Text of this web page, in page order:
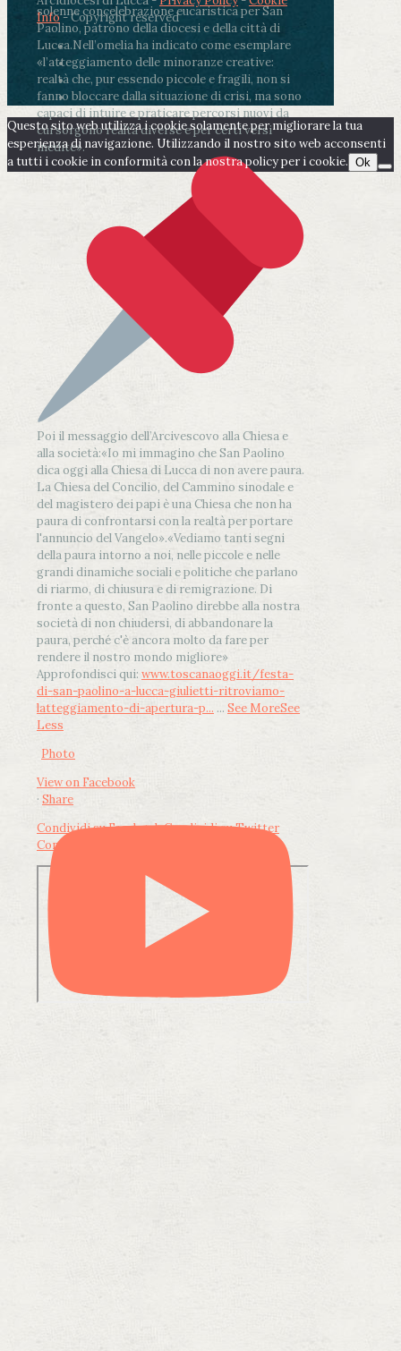
solenne concelebrazione eucaristica per San
Paolino, patrono della diocesi e della città di
Lucca.Nell’omelia ha indicato come esemplare
«l’atteggiamento delle minoranze creative:
realtà che, pur essendo piccole e fragili, non si
fanno bloccare dalla situazione di crisi, ma sono
capaci di intuire e praticare percorsi nuovi da
cui sorgono realtà diverse e per certi versi
inedite».
Poi il messaggio dell’Arcivescovo alla Chiesa e
alla società:«Io mi immagino che San Paolino
dica oggi alla Chiesa di Lucca di non avere paura.
La Chiesa del Concilio, del Cammino sinodale e
del magistero dei papi è una Chiesa che non ha
paura di confrontarsi con la realtà per portare
l'annuncio del Vangelo».«Vediamo tanti segni
della paura intorno a noi, nelle piccole e nelle
grandi dinamiche sociali e politiche che parlano
di riarmo, di chiusura e di remigrazione. Di
fronte a questo, San Paolino direbbe alla nostra
società di non chiudersi, di abbandonare la
paura, perché c'è ancora molto da fare per
rendere il nostro mondo migliore»
Approfondisci qui: www.toscanaoggi.it/festa-
di-san-paolino-a-lucca-giulietti-ritroviamo-
latteggiamento-di-apertura-p... ... See MoreSee
Less
Photo
View on Facebook
· Share
Condividi su FacebookCondividi su Twitter
Condividi su LinkedIn
Info- Copyright reserved
Questo sito web utilizza i cookie solamente per migliorare la tua
esperienza di navigazione. Utilizzando il nostro sito web acconsenti
a tutti i cookie in conformità con la nostra policy per i cookie. Ok